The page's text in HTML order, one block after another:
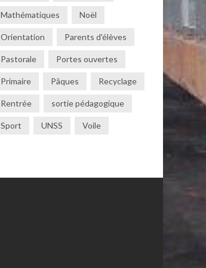
Mathématiques Noël
Orientation Parents d'élèves
Pastorale Portes ouvertes
Primaire Pâques Recyclage
Rentrée sortie pédagogique
Sport UNSS Voile